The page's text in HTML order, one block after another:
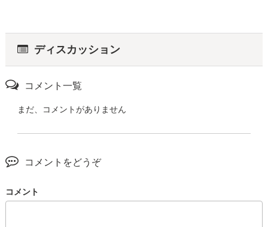
ディスカッション
コメント一覧
まだ、コメントがありません
コメントをどうぞ
コメント